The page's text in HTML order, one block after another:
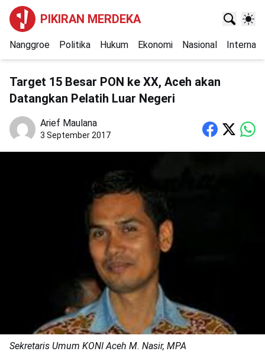
PIKIRAN MERDEKA
Nanggroe Politika Hukum Ekonomi Nasional
Target 15 Besar PON ke XX, Aceh akan
Datangkan Pelatih Luar Negeri
Arief Maulana
3 September 2017
Sekretaris Umum KONI Aceh M. Nasir, MPA